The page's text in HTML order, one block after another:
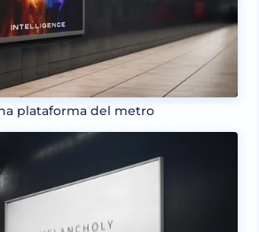
plataforma del metro